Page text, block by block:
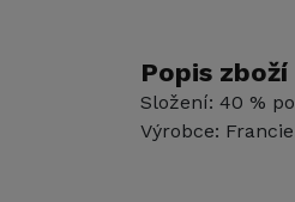
Popis zboží
Složení: 40 %
Výrobce: Francie